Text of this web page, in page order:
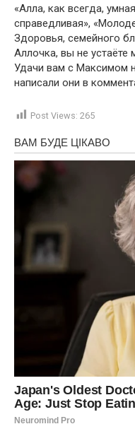
«Алла, как всегда,
справедливая»,
Здоровья, семейного
Аллочка, вы не устаёте
Удачи вам с Максимом
написали они в
Post Views: 265